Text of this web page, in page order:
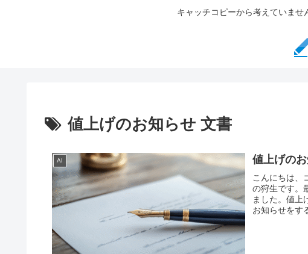
キャッチコピーから考えていませ
値上げのお知らせ 文書
AI 値上げの
こんにちは、
の狩生です。
ました。値上
お知らせをす